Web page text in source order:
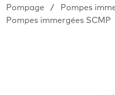
Pompage / Pompes
Pompes immergées SCMP